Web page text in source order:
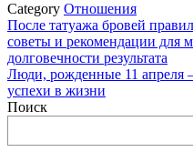
Category Отношения
Навигация
по
записям
После татуажа бровей
советы и рекомендации для
долговечности результата
Люди, рожденные 11 апреля
успехи в жизни
Поиск